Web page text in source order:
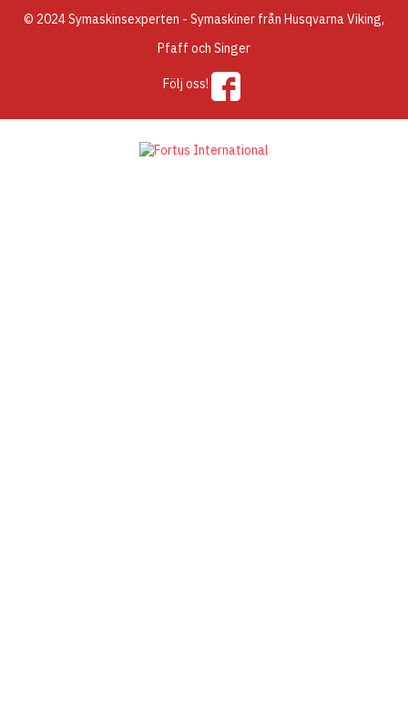
© 2024 Symaskinsexperten - Symaskiner från Husqvarna Viking,
Pfaff och Singer
Följ oss!